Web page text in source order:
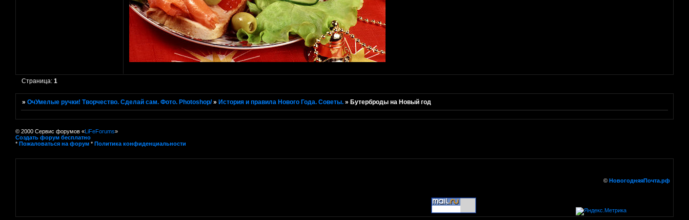
Страница:1
»ОчУмелые ручки! Творчество. Сделай сам. Фото. Photoshop/ » История и правила Нового Года. Советы. » Бутерброды на Новый год
© 2000 Сервис форумов «LiFeForums»
Создать форум бесплатно
* Пожаловаться на форум * Политика конфиденциальности
© НовогодняяПочта.рф